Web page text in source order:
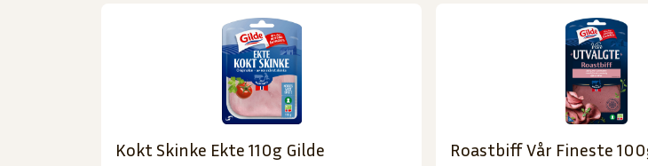
Kokt Skinke Ekte 110g Gilde Roastbiff Vår Fineste